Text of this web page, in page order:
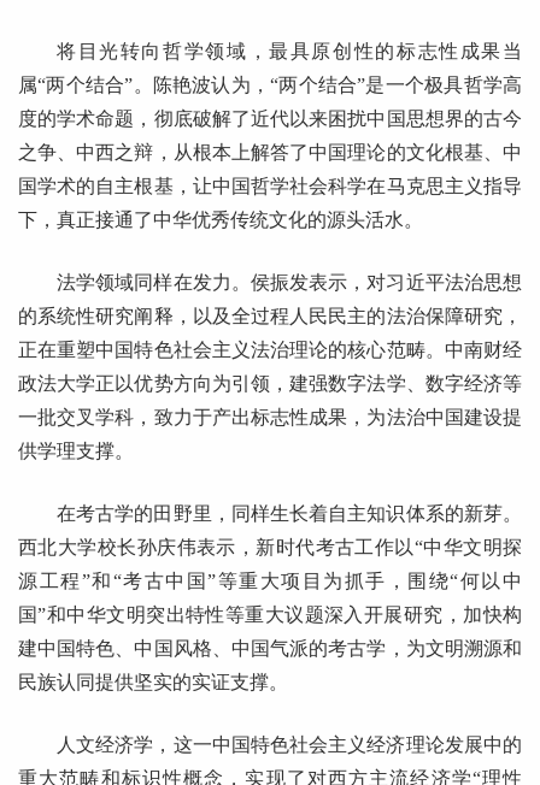
将目光转向哲学领域，最具原创性的标志性成果当
属“两个结合”。陈艳波认为，“两个结合”是一个极具哲学高
度的学术命题，彻底破解了近代以来困扰中国思想界的古今
之争、中西之辩，从根本上解答了中国理论的文化根基、中
国学术的自主根基，让中国哲学社会科学在马克思主义指导
下，真正接通了中华优秀传统文化的源头活水。
法学领域同样在发力。侯振发表示，对习近平法治思想
的系统性研究阐释，以及全过程人民民主的法治保障研究，
正在重塑中国特色社会主义法治理论的核心范畴。中南财经
政法大学正以优势方向为引领，建强数字法学、数字经济等
一批交叉学科，致力于产出标志性成果，为法治中国建设提
供学理支撑。
在考古学的田野里，同样生长着自主知识体系的新芽。
西北大学校长孙庆伟表示，新时代考古工作以“中华文明探
源工程”和“考古中国”等重大项目为抓手，围绕“何以中
国”和中华文明突出特性等重大议题深入开展研究，加快构
建中国特色、中国风格、中国气派的考古学，为文明溯源和
民族认同提供坚实的实证支撑。
人文经济学，这一中国特色社会主义经济理论发展中的
重大范畴和标识性概念，实现了对西方主流经济学“理性